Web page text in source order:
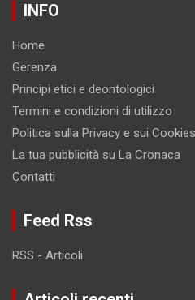
INFO
Home
Gerenza
Principi etici e deontologici
Termini e condizioni di utilizzo
Politica sulla Privacy e sui Cookies
La tua pubblicità su La Cronaca
Contatti
Feed Rss
RSS - Articoli